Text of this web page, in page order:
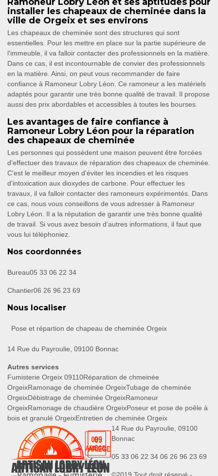
installer les chapeaux de cheminée dans la
ville de Orgeix et ses environs
Les chapeaux de cheminée sont des structures qui sont
essentielles. Pour les mettre en place sur la partie supérieure de
l'immeuble, il va falloir contacter des professionnels en la matière.
Dans ce cas, il est incontournable de convier des professionnels
en la matière. Ainsi, on peut vous recommander de faire
confiance à Ramoneur Lobry Léon. Ce ramoneur a les matériels
adaptés pour garantir une très bonne qualité de travail. Il propose
aussi des prix abordables et accessibles à toutes les bourses.
Les avantages de faire confiance à
Ramoneur Lobry Léon pour la réparation
des chapeaux de cheminée
Les personnes qui possèdent une maison peuvent être forcées
d'effectuer des travaux de réparation des chapeaux de cheminée.
C'est le meilleur moyen d'éviter les incendies et les risques
d'intoxication aux dioxydes de carbone. Pour effectuer les
travaux, il va falloir contacter des ramoneurs expérimentés. Dans
ce cas, nous vous conseillons de vous adresser à Ramoneur
Lobry Léon. Il a la réputation de garantir une très bonne qualité
de travail. Si vous avez besoin d'autres informations, il faut que
vous lui téléphoniez.
Nos coordonnées
Bureau05 33 06 22 34
Chantier06 26 96 23 69
Nous localiser
Pose et répartion de chapeau de cheminée Orgeix
14 Rue du Payroulie, 09100 Bonnac
Autres services
Fumisterie Orgeix 09110Réparation de chmeinée
OrgeixRamonage de cheminée OrgeixTubage de cheminée
OrgeixDébistrage de cheminée OrgeixRamoneur
OrgeixRamonage de chaudière OrgeixPoseur et pose de poêle à
bois et granulé OrgeixEntretien de cheminée Orgeix
14 Rue du Payroulie, 09100
Bonnac
05 33 06 22 34 06 26 96 23 69